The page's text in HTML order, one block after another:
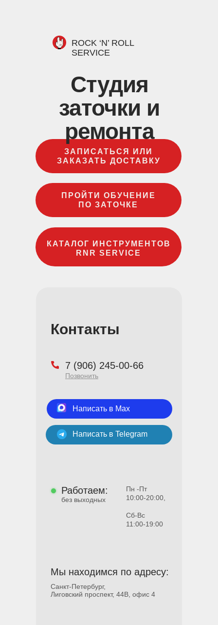
ROCK ‘N’ ROLL
SERVICE
Мы находимся по адресу:
Контакты
7 (906) 245-00-66
Работаем:
Написать в Telegram
Позвонить
ПРОЙТИ ОБУЧЕНИЕ
ПО ЗАТОЧКЕ
Написать в Max
Пн -Пт
10:00-20:00,
Сб-Вс
11:00-19:00
Санкт-Петербург,
Лиговский проспект, 44В, офис 4
без выходных
ЗАПИСАТЬСЯ ИЛИ
ЗАКАЗАТЬ ДОСТАВКУ
КАТАЛОГ ИНСТРУМЕНТОВ
RNR SERVICE
Студия
заточки и
ремонта